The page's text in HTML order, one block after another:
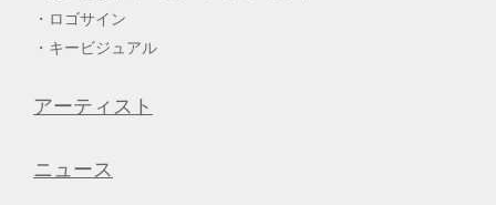
ロゴサイン
キービジュアル
アーティスト
ニュース